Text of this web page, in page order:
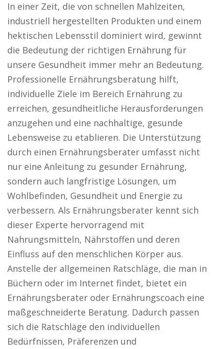
In einer Zeit, die von schnellen Mahlzeiten,
industriell hergestellten Produkten und einem
hektischen Lebensstil dominiert wird, gewinnt
die Bedeutung der richtigen Ernährung für
unsere Gesundheit immer mehr an Bedeutung.
Professionelle Ernährungsberatung hilft,
individuelle Ziele im Bereich Ernährung zu
erreichen, gesundheitliche Herausforderungen
anzugehen und eine nachhaltige, gesunde
Lebensweise zu etablieren. Die Unterstützung
durch einen Ernährungsberater umfasst nicht
nur eine Anleitung zu gesunder Ernährung,
sondern auch langfristige Lösungen, um
Wohlbefinden, Gesundheit und Energie zu
verbessern. Als Ernährungsberater kennt sich
dieser Experte hervorragend mit
Nahrungsmitteln, Nährstoffen und deren
Einfluss auf den menschlichen Körper aus.
Anstelle der allgemeinen Ratschläge, die man in
Büchern oder im Internet findet, bietet ein
Ernährungsberater oder Ernährungscoach eine
maßgeschneiderte Beratung. Dadurch passen
sich die Ratschläge den individuellen
Bedürfnissen, Präferenzen und